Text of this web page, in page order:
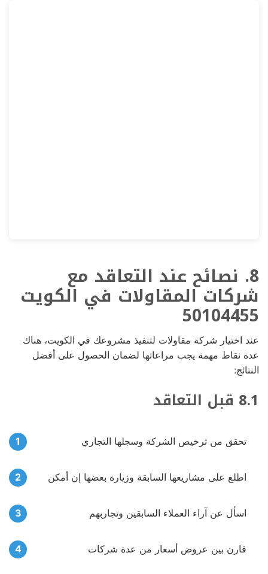
8. نصائح عند التعاقد مع
شركات المقاولات في الكويت
50104455
عند اختيار شركة مقاولات لتنفيذ مشروعك في الكويت، هناك
عدة نقاط مهمة يجب مراعاتها لضمان الحصول على أفضل
النتائج:
8.1 قبل التعاقد
تحقق من ترخيص الشركة وسجلها التجاري
اطلع على مشاريعها السابقة وزيارة بعضها إن أمكن
اسأل عن آراء العملاء السابقين وتجاربهم
قارن بين عروض أسعار من عدة شركات